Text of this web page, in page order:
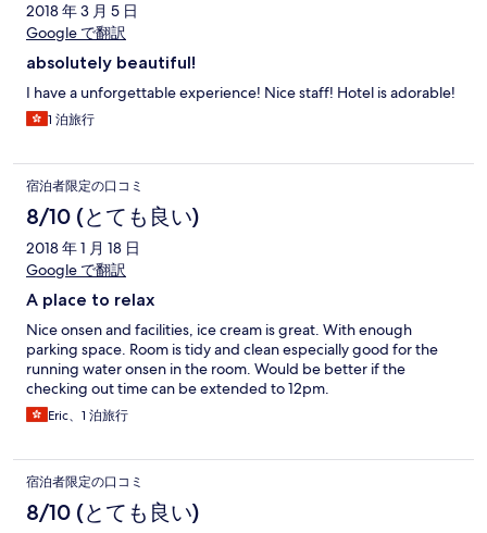
2018 年 3 月 5 日
Google で翻訳
absolutely beautiful!
I have a unforgettable experience! Nice staff! Hotel is adorable!
1 泊旅行
宿泊者限定の口コミ
8/10 (とても良い)
2018 年 1 月 18 日
Google で翻訳
A place to relax
Nice onsen and facilities, ice cream is great. With enough
parking space. Room is tidy and clean especially good for the
running water onsen in the room. Would be better if the
checking out time can be extended to 12pm.
Eric、1 泊旅行
宿泊者限定の口コミ
8/10 (とても良い)